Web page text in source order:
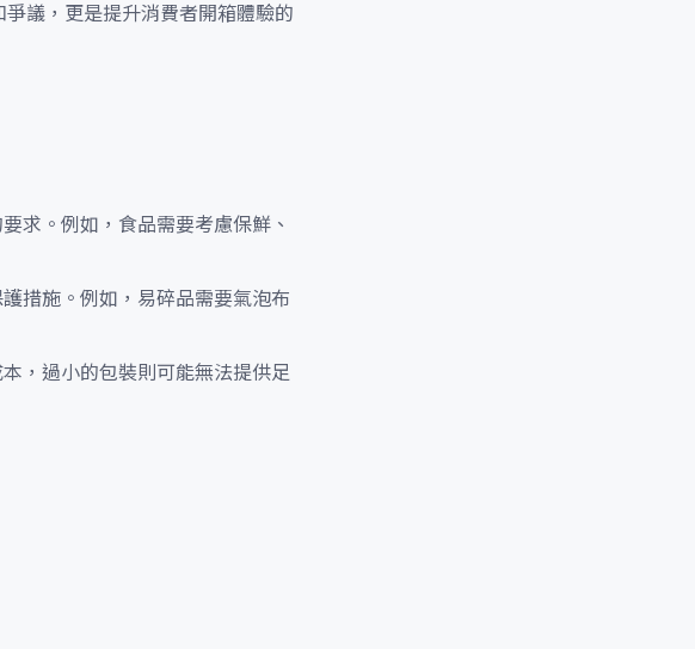
議，更是提升消費者開箱體驗的
求。例如，食品需要考慮保鮮、
措施。例如，易碎品需要氣泡布
，過小的包裝則可能無法提供足